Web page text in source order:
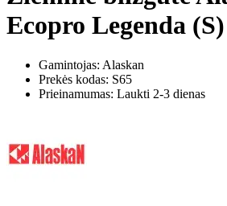
Ecopro Legenda
Gamintojas: Alaskan
Prekės kodas: S65
Prieinamumas: Laukti 2-3 dienas